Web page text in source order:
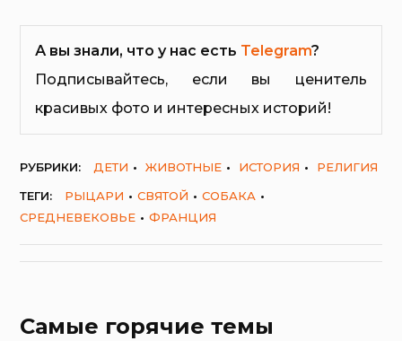
А вы знали, что у нас есть Telegram?
Подписывайтесь, если вы ценитель
красивых фото и интересных историй!
РУБРИКИ: ДЕТИ ЖИВОТНЫЕ ИСТОРИЯ
РЕЛИГИЯ
ТЕГИ:
РЫЦАРИ СВЯТОЙ
СОБАКА
СРЕДНЕВЕКОВЬЕ
ФРАНЦИЯ
Самые горячие темы